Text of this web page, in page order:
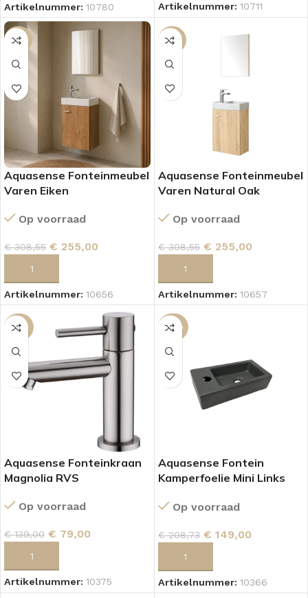
Artikelnummer: 10780 Artikelnummer: 10711
-17%
Aquasense Fonteinmeubel
Varen Eiken
Op voorraad
€308,55 € 255,00
Artikelnummer: 10656
-17%
Aquasense Fonteinmeubel
Varen Natural Oak
Op voorraad
€308,55 € 255,00
Artikelnummer: 10657
-43%
Aquasense Fonteinkraan
Magnolia RVS
Op voorraad
€139,00 € 79,00
Artikelnummer: 10375
-29%
Aquasense Fontein
Kamperfoelie Mini Links
Op voorraad
€208,73 € 149,00
Artikelnummer: 10366